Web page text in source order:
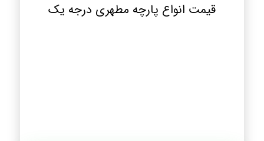
قیمت انواع پارچه مطهری درجه یک